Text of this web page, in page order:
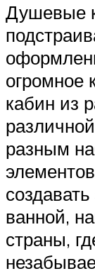
Душевые
огромное
кабин из
разным
ванной,
страны,